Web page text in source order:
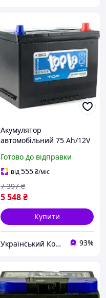
Акумулятор
автомобільний 75 Ah/12V
koshik (41-339-85)
Готово до відправки
від555₴/міс
5 548₴
7 397 ₴
Купити
Український Кошик 93%